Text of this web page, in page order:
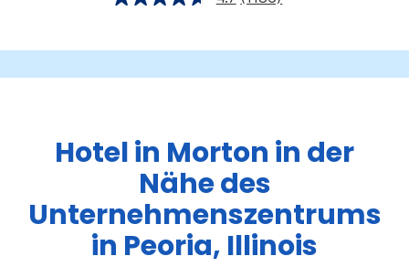
Hotel in Morton in der
Nähe des
Unternehmenszentrums
in Peoria, Illinois